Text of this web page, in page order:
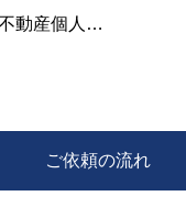
【古家付土地売買による不動産取得税等の削減】不動産個人間売買・住之江区
ご依頼の流れ